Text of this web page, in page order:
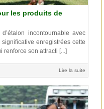
les produits de
incontournable avec
enregistrées cette
renforce son attracti [...]
Lire la suite